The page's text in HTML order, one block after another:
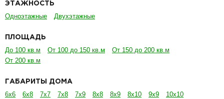
ЭТАЖНОСТЬ
Одноэтажные Двухэтажные
ПЛОЩАДЬ
До 100 кв.м От 100 до 150 кв.м
От 150 до 200 кв.м
От 200 кв.м
ГАБАРИТЫ ДОМА
6х6 6х8 7х7 7х8 7х9 8х8 8х9 8х10 9х9
10х10